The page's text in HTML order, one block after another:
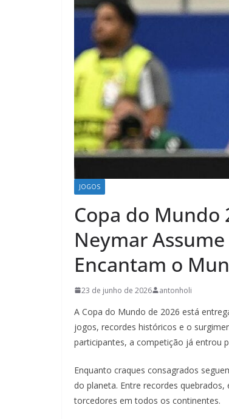
JOGOS
Copa do Mundo
Neymar
Encantam o
23 de junho de 2026 antonholi
A Copa do Mundo de 2026 está
jogos, recordes históricos e o
participantes, a competição já entrou
Enquanto craques consagrados
do planeta. Entre recordes
torcedores em todos os continentes.